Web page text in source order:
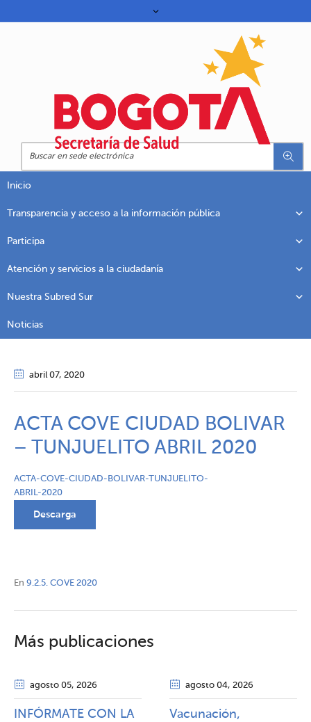
Inicio
Transparencia y acceso a la información pública
Participa
Atención y servicios a la ciudadanía
Nuestra Subred Sur
Noticias
abril 07, 2020
ACTA COVE CIUDAD BOLIVAR
– TUNJUELITO ABRIL 2020
ACTA-COVE-CIUDAD-BOLIVAR-TUNJUELITO-
ABRIL-2020
Descarga
En 9.2.5. COVE 2020
Más publicaciones
agosto 05, 2026
INFÓRMATE CON LA
agosto 04, 2026
Vacunación,